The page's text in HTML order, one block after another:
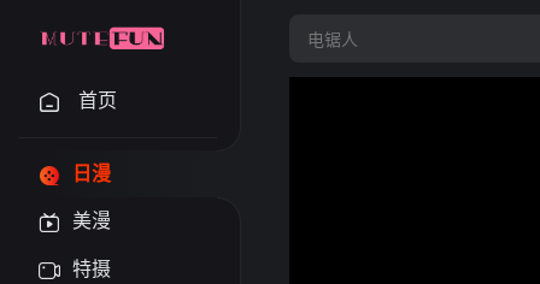
首页
日漫
美漫
特摄